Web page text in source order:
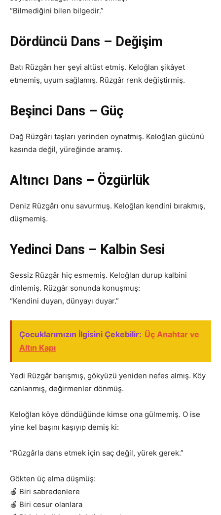
“Bilmediğini bilen bilgedir.”
Dördüncü Dans – Değişim
Batı Rüzgârı her şeyi altüst etmiş. Keloğlan şikâyet
etmemiş, uyum sağlamış. Rüzgâr renk değiştirmiş.
Beşinci Dans – Güç
Dağ Rüzgârı taşları yerinden oynatmış. Keloğlan gücünü
kasında değil, yüreğinde aramış.
Altıncı Dans – Özgürlük
Deniz Rüzgârı onu savurmuş. Keloğlan kendini bırakmış,
düşmemiş.
Yedinci Dans – Kalbin Sesi
Sessiz Rüzgâr hiç esmemiş. Keloğlan durup kalbini
dinlemiş. Rüzgâr sonunda konuşmuş:
“Kendini duyan, dünyayı duyar.”
Çocuklarımızın İlgisini Çekebilir: Üç Anahtar ve
Altın Kapı
Yedi Rüzgâr barışmış, gökyüzü yeniden nefes almış. Köy
canlanmış, değirmenler dönmüş.
Keloğlan köye döndüğünde kimse ona gülmemiş. O ise
yine kel başını kaşıyıp demiş ki:
“Rüzgârla dans etmek için saç değil, yürek gerek.”
Gökten üç elma düşmüş:
🍎 Biri sabredenlere
🍎 Biri cesur olanlara